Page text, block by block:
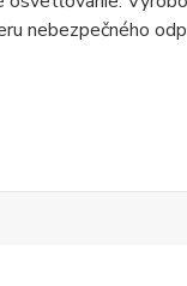
nebezpečného